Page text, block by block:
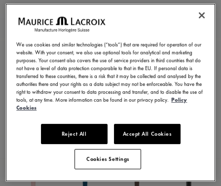
CORREA DE CUERO DE
BECERRO NEGRO
ML823-005055
350.00 USD Sin Impuestos de venta
ENCONTRAR UNA TIENDA
Entrega en 8 - 10 días
Disponible en 14 variaciones
We use cookies and similar technologies (“tools”) that are required for operation of our
website. With your consent, we also use optional tools for analytical and marketing
purposes. Your consent also covers the use of service providers in third countries that do
not have a level of data protection comparable to that in the EU. If personal data is
transferred to these countries, there is a risk that it may be collected and analysed by the
authorities there and your rights as a data subject may not be enforceable. You have the
right to withdraw your consent to data processing and transfer, and to disable the use of
tools, at any time. More information can be found in our privacy policy. Policy
Cookies
Reject All Accept All Cookies
Cookies Settings